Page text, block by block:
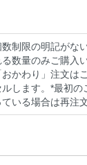
制限の明記がな
数量のみご購入
かわり」注文は
します。*最初の
いる場合は再注